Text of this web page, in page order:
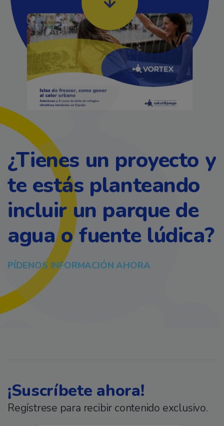
¿Tienes un proyecto y
te estás planteando
incluir un parque de
agua o fuente lúdica?
PÍDENOS INFORMACIÓN AHORA
¡Suscríbete ahora!
Regístrese para recibir contenido exclusivo.